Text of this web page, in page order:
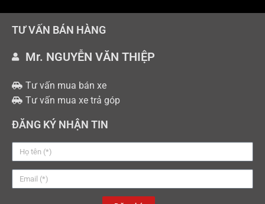
TƯ VẤN BÁN HÀNG
Mr. NGUYỄN VĂN THIỆP
Tư vấn mua bán xe
Tư vấn mua xe trả góp
ĐĂNG KÝ NHẬN TIN